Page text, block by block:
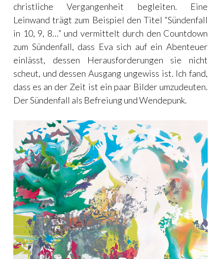
christliche Vergangenheit begleiten. Eine
Leinwand trägt zum Beispiel den Titel “Sündenfall
in 10, 9, 8…” und vermittelt durch den Countdown
zum Sündenfall, dass Eva sich auf ein Abenteuer
einlässt, dessen Herausforderungen sie nicht
scheut, und dessen Ausgang ungewiss ist. Ich fand,
dass es an der Zeit ist ein paar Bilder umzudeuten.
Der Sündenfall als Befreiung und Wendepunk.